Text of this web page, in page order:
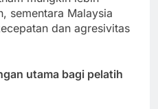
sementara Malaysia
dan agresivitas
utama bagi pelatih